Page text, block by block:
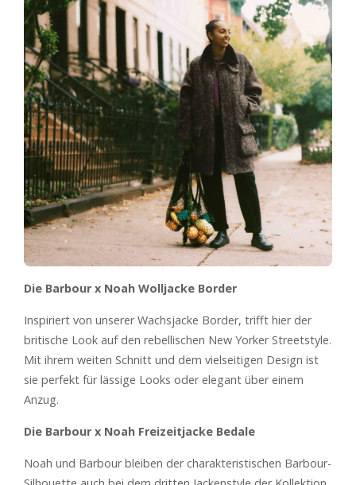
Die Barbour x Noah Wolljacke Border
Inspiriert von unserer Wachsjacke Border, trifft hier der
britische Look auf den rebellischen New Yorker Streetstyle.
Mit ihrem weiten Schnitt und dem vielseitigen Design ist
sie perfekt für lässige Looks oder elegant über einem
Anzug.
Die Barbour x Noah Freizeitjacke Bedale
Noah und Barbour bleiben der charakteristischen Barbour-